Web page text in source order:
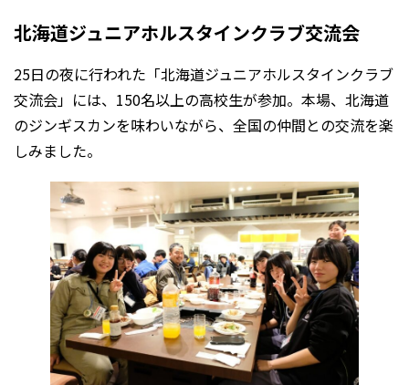
北海道ジュニアホルスタインクラブ交流会
25日の夜に行われた「北海道ジュニアホルスタインクラブ
交流会」には、150名以上の高校生が参加。本場、北海道
のジンギスカンを味わいながら、全国の仲間との交流を楽
しみました。